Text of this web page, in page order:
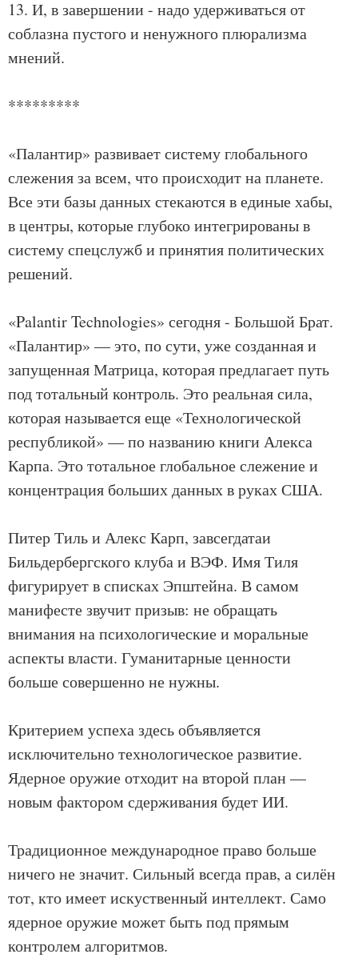
13. И, в завершении - надо удерживаться от
соблазна пустого и ненужного плюрализма
мнений.
*********
«Палантир» развивает систему глобального
слежения за всем, что происходит на планете.
Все эти базы данных стекаются в единые хабы,
в центры, которые глубоко интегрированы в
систему спецслужб и принятия политических
решений.
«Palantir Technologies» сегодня - Большой Брат.
«Палантир» — это, по сути, уже созданная и
запущенная Матрица, которая предлагает путь
под тотальный контроль. Это реальная сила,
которая называется еще «Технологической
республикой» — по названию книги Алекса
Карпа. Это тотальное глобальное слежение и
концентрация больших данных в руках США.
Питер Тиль и Алекс Карп, завсегдатаи
Бильдербергского клуба и ВЭФ. Имя Тиля
фигурирует в списках Эпштейна. В самом
манифесте звучит призыв: не обращать
внимания на психологические и моральные
аспекты власти. Гуманитарные ценности
больше совершенно не нужны.
Критерием успеха здесь объявляется
исключительно технологическое развитие.
Ядерное оружие отходит на второй план —
новым фактором сдерживания будет ИИ.
Традиционное международное право больше
ничего не значит. Сильный всегда прав, а силён
тот, кто имеет искуственный интеллект. Само
ядерное оружие может быть под прямым
контролем алгоритмов.